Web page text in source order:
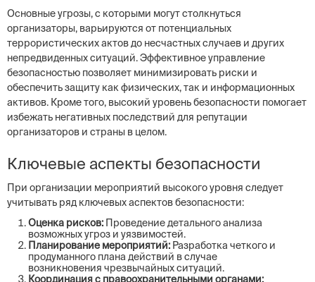
Основные угрозы, с которыми могут столкнуться
организаторы, варьируются от потенциальных
террористических актов до несчастных случаев и других
непредвиденных ситуаций. Эффективное управление
безопасностью позволяет минимизировать риски и
обеспечить защиту как физических, так и информационных
активов. Кроме того, высокий уровень безопасности помогает
избежать негативных последствий для репутации
организаторов и страны в целом.
Ключевые аспекты безопасности
При организации мероприятий высокого уровня следует
учитывать ряд ключевых аспектов безопасности:
Оценка рисков: Проведение детального анализа
возможных угроз и уязвимостей.
Планирование мероприятий: Разработка четкого и
продуманного плана действий в случае
возникновения чрезвычайных ситуаций.
Координация с правоохранительными органами: